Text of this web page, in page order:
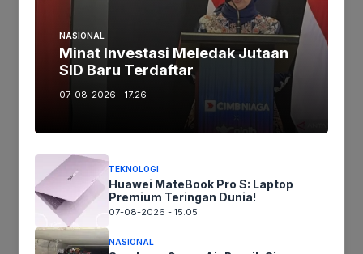
Jika keberatan atau harus diedit baik
Artikel maupun foto Silahkan
Laporkan!
Terima Kasih
Tags:
Ikuti kami :
NASIONAL
Minat Investasi Meledak Jutaan
SID Baru Terdaftar
07-08-2026 - 17.26
TEKNOLOGI
Huawei MateBook Pro S: Laptop
Premium Teringan Dunia!
07-08-2026 - 15.05
NASIONAL